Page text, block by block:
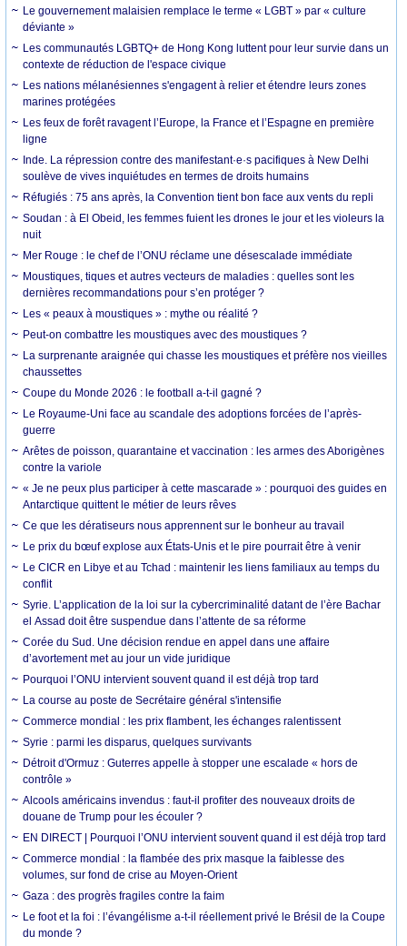
Le gouvernement malaisien remplace le terme « LGBT » par « culture
déviante »
Les communautés LGBTQ+ de Hong Kong luttent pour leur survie dans un
contexte de réduction de l'espace civique
Les nations mélanésiennes s'engagent à relier et étendre leurs zones
marines protégées
Les feux de forêt ravagent l’Europe, la France et l’Espagne en première
ligne
Inde. La répression contre des manifestant·e·s pacifiques à New Delhi
soulève de vives inquiétudes en termes de droits humains
Réfugiés : 75 ans après, la Convention tient bon face aux vents du repli
Soudan : à El Obeid, les femmes fuient les drones le jour et les violeurs la
nuit
Mer Rouge : le chef de l’ONU réclame une désescalade immédiate
Moustiques, tiques et autres vecteurs de maladies : quelles sont les
dernières recommandations pour s’en protéger ?
Les « peaux à moustiques » : mythe ou réalité ?
Peut-on combattre les moustiques avec des moustiques ?
La surprenante araignée qui chasse les moustiques et préfère nos vieilles
chaussettes
Coupe du Monde 2026 : le football a-t-il gagné ?
Le Royaume-Uni face au scandale des adoptions forcées de l’après-
guerre
Arêtes de poisson, quarantaine et vaccination : les armes des Aborigènes
contre la variole
« Je ne peux plus participer à cette mascarade » : pourquoi des guides en
Antarctique quittent le métier de leurs rêves
Ce que les dératiseurs nous apprennent sur le bonheur au travail
Le prix du bœuf explose aux États-Unis et le pire pourrait être à venir
Le CICR en Libye et au Tchad : maintenir les liens familiaux au temps du
conflit
Syrie. L’application de la loi sur la cybercriminalité datant de l’ère Bachar
el Assad doit être suspendue dans l’attente de sa réforme
Corée du Sud. Une décision rendue en appel dans une affaire
d’avortement met au jour un vide juridique
Pourquoi l’ONU intervient souvent quand il est déjà trop tard
La course au poste de Secrétaire général s'intensifie
Commerce mondial : les prix flambent, les échanges ralentissent
Syrie : parmi les disparus, quelques survivants
Détroit d'Ormuz : Guterres appelle à stopper une escalade « hors de
contrôle »
Alcools américains invendus : faut-il profiter des nouveaux droits de
douane de Trump pour les écouler ?
EN DIRECT | Pourquoi l’ONU intervient souvent quand il est déjà trop tard
Commerce mondial : la flambée des prix masque la faiblesse des
volumes, sur fond de crise au Moyen-Orient
Gaza : des progrès fragiles contre la faim
Le foot et la foi : l’évangélisme a-t-il réellement privé le Brésil de la Coupe
du monde ?